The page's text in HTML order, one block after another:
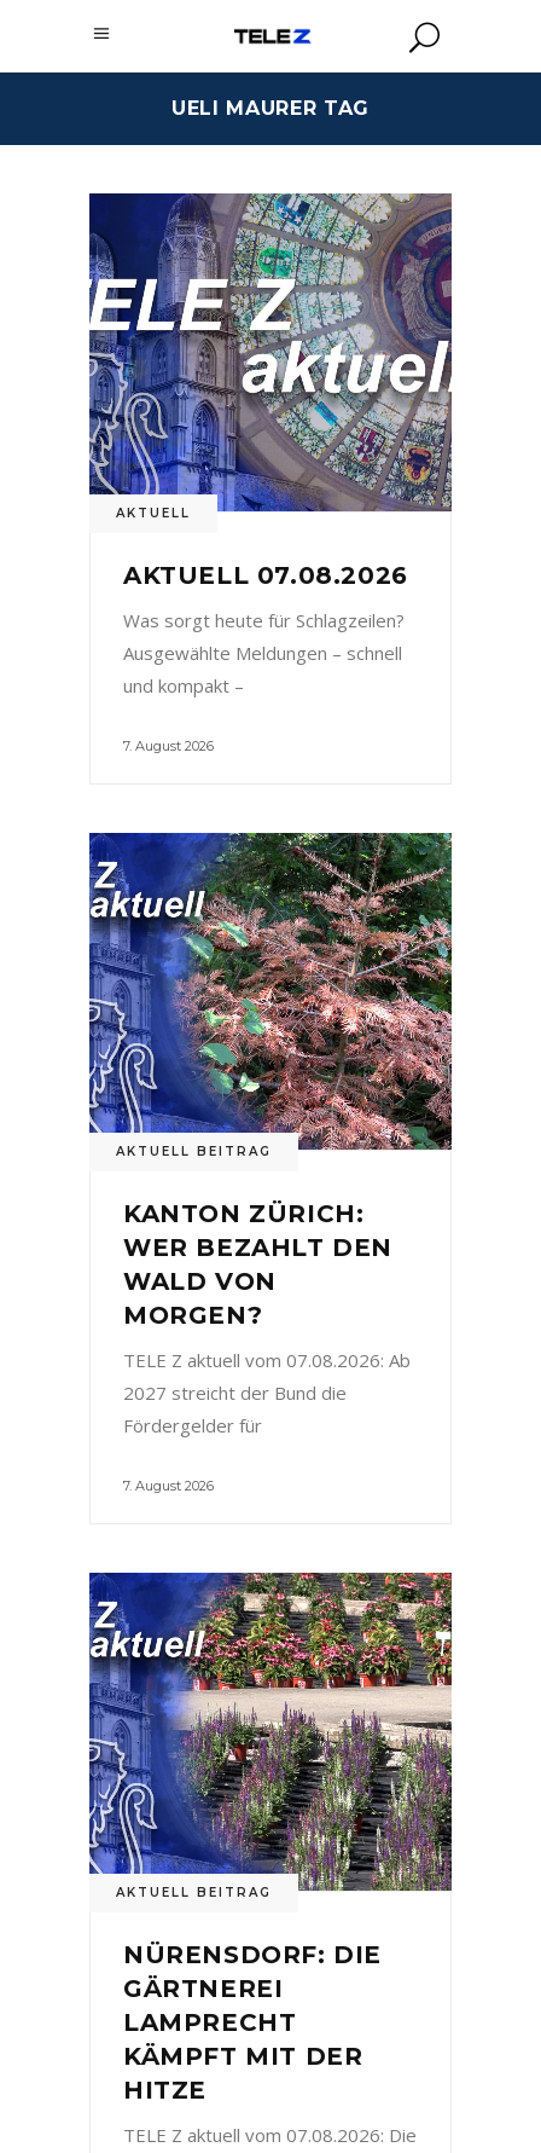
UELI MAURER TAG
AKTUELL
AKTUELL 07.08.2026
Was sorgt heute für Schlagzeilen?
Ausgewählte Meldungen – schnell
und kompakt –
7. August 2026
AKTUELL BEITRAG
KANTON ZÜRICH:
WER BEZAHLT DEN
WALD VON
MORGEN?
TELE Z aktuell vom 07.08.2026: Ab
2027 streicht der Bund die
Fördergelder für
7. August 2026
AKTUELL BEITRAG
NÜRENSDORF: DIE
GÄRTNEREI
LAMPRECHT
KÄMPFT MIT DER
HITZE
TELE Z aktuell vom 07.08.2026: Die